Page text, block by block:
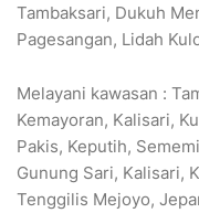
Tambaksari, Dukuh
Pagesangan, Lidah
Melayani kawasan :
Kemayoran, Kalisari,
Pakis, Keputih,
Gunung Sari, Kalisari,
Tenggilis Mejoyo,